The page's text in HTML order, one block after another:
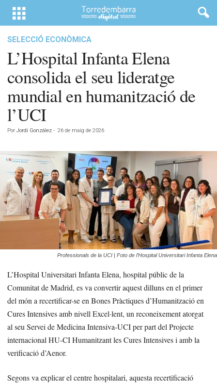
SELECCIÓ ECONÒMICA
L’Hospital Infanta Elena
consolida el seu lideratge
mundial en humanització de
l’UCI
Por Jordi González - 26 de maig de 2026
Professionals de la UCI | Foto de l’Hospital Universitari Infanta Elena
L’Hospital Universitari Infanta Elena, hospital públic de la
Comunitat de Madrid, es va convertir aquest dilluns en el primer
del món a recertificar-se en Bones Pràctiques d’Humanització en
Cures Intensives amb nivell Excel·lent, un reconeixement atorgat
al seu Servei de Medicina Intensiva-UCI per part del Projecte
internacional HU-CI Humanitzant les Cures Intensives i amb la
verificació d’Aenor.
Segons va explicar el centre hospitalari, aquesta recertificació